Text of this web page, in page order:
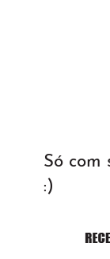
Só com
:)